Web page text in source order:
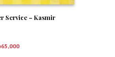
Service – Kasmir
65,000